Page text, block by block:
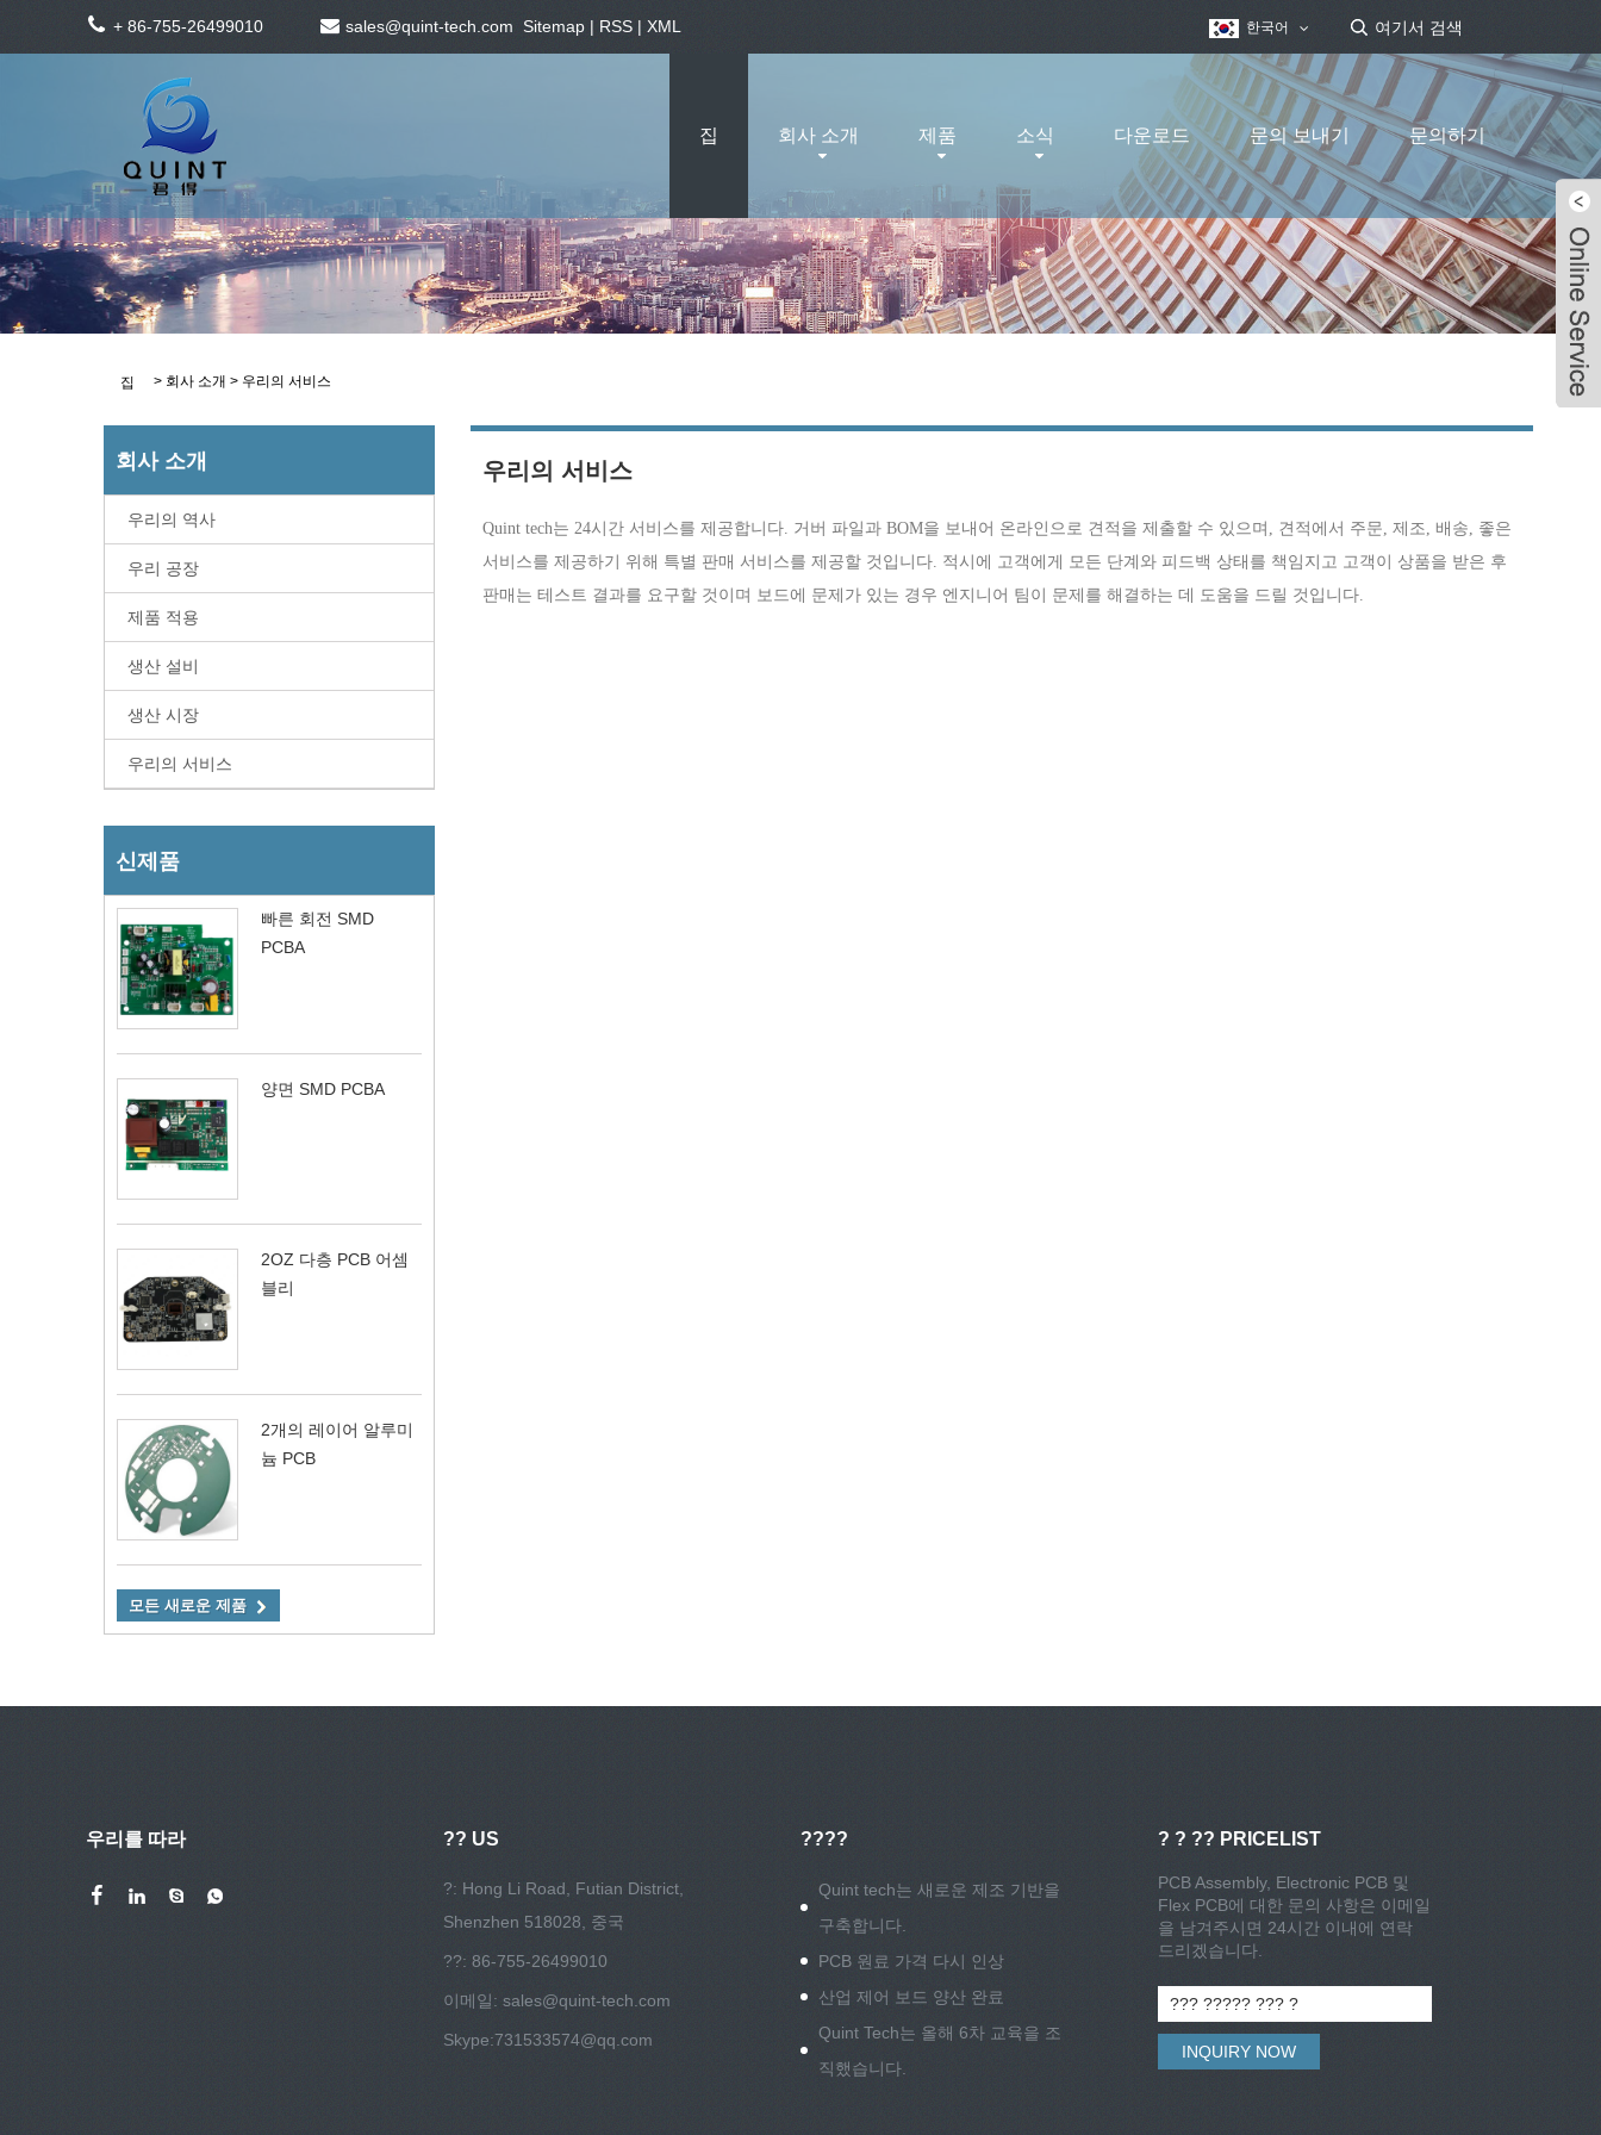
+ 86-755-26499010 sales@quint-tech.com Sitemap | RSS | XML 한국어
집 회사 소개 제품 소식 다운로드 문의 보내기 문의하기
집 > 회사 소개 > 우리의 서비스
회사 소개
우리의 역사
우리 공장
제품 적용
생산 설비
생산 시장
우리의 서비스
신제품
빠른 회전 SMD
PCBA
양면 SMD PCBA
2OZ 다층 PCB 어셈
블리
2개의 레이어 알루미
늄 PCB
모든 새로운 제품
우리의 서비스
Quint tech는 24시간 서비스를 제공합니다. 거버 파일과 BOM을 보내어 온라인으로 견적을 제출할 수 있으며, 견적에서 주문, 제조, 배송, 좋은
서비스를 제공하기 위해 특별 판매 서비스를 제공할 것입니다. 적시에 고객에게 모든 단계와 피드백 상태를 책임지고 고객이 상품을 받은 후
판매는 테스트 결과를 요구할 것이며 보드에 문제가 있는 경우 엔지니어 팀이 문제를 해결하는 데 도움을 드릴 것입니다.
우리를 따라 ?? US
?: Hong Li Road, Futian District,
Shenzhen 518028, 중국
??: 86-755-26499010
이메일: sales@quint-tech.com
Skype:731533574@qq.com
????
Quint tech는 새로운 제조 기반을
구축합니다.
PCB 원료 가격 다시 인상
산업 제어 보드 양산 완료
Quint Tech는 올해 6차 교육을 조
직했습니다.
? ? ?? PRICELIST
PCB Assembly, Electronic PCB 및
Flex PCB에 대한 문의 사항은 이메일
을 남겨주시면 24시간 이내에 연락
드리겠습니다.